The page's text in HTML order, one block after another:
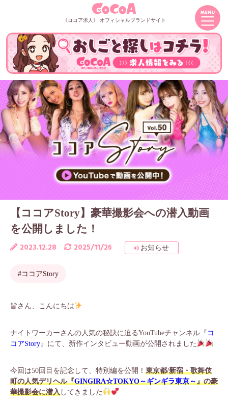
《ココア求人》 オフィシャルブランドサイト
【ココアStory】豪華撮影会への潜入動画
を公開しました！
2023.12.28
2025/11/26 お知らせ
#ココアStory
皆さん、こんにちは
ナイトワーカーさんの人気の秘訣に迫るYouTubeチャンネル『コ
コアStory』にて、新作インタビュー動画が公開されました
今回は50回目を記念して、特別編を公開！ 東京都/新宿・歌舞伎
町の人気デリヘル『GINGIRA☆TOKYO～ギンギラ東京～』の豪
華撮影会に潜入してきました